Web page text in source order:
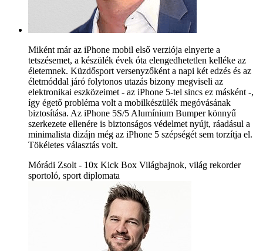
Miként már az iPhone mobil első verziója elnyerte a
tetszésemet, a készülék évek óta elengedhetetlen kelléke az
életemnek. Küzdősport versenyzőként a napi két edzés és az
életmóddal járó folytonos utazás bizony megviseli az
elektronikai eszközeimet - az iPhone 5-tel sincs ez másként -,
így égető probléma volt a mobilkészülék megóvásának
biztosítása. Az iPhone 5S/5 Alumínium Bumper könnyű
szerkezete ellenére is biztonságos védelmet nyújt, ráadásul a
minimalista dizájn még az iPhone 5 szépségét sem torzítja el.
Tökéletes választás volt.
Mórádi Zsolt - 10x Kick Box Világbajnok, világ rekorder
sportoló, sport diplomata